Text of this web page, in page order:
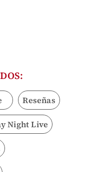
Reseñas
Night Live